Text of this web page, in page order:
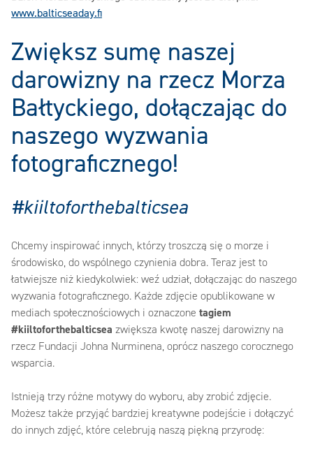
‎www.balticseaday.fi‎
Zwiększ sumę naszej
darowizny na rzecz Morza
Bałtyckiego, dołączając do
naszego wyzwania
fotograficznego!‎
#kiiltoforthebalticsea
Chcemy inspirować innych, którzy troszczą się o morze i
środowisko, do wspólnego czynienia dobra. Teraz jest to
łatwiejsze niż kiedykolwiek: weź udział, dołączając do naszego
wyzwania fotograficznego. Każde zdjęcie opublikowane w
mediach społecznościowych i oznaczone ‎ ‎tagiem
#kiiltoforthebalticsea‎ ‎ zwiększa kwotę naszej darowizny na
rzecz Fundacji Johna Nurminena, oprócz naszego corocznego
wsparcia. ‎
Istnieją trzy różne motywy do wyboru, aby zrobić zdjęcie.
Możesz także przyjąć bardziej kreatywne podejście i dołączyć
do innych zdjęć, które celebrują naszą piękną przyrodę: